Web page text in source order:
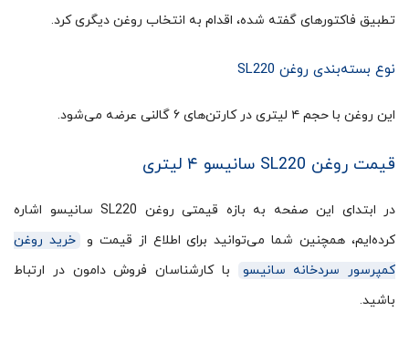
تطبیق فاکتورهای گفته شده، اقدام به انتخاب روغن دیگری کرد.
نوع بسته‌‎بندی روغن SL220
این روغن با حجم ۴ لیتری در کارتن‌های ۶ گالنی عرضه می‌شود.
قیمت روغن SL220 سانیسو ۴ لیتری
در ابتدای این صفحه به بازه قیمتی روغن SL220 سانیسو اشاره
کرده‌ایم، همچنین شما می‌توانید برای اطلاع از قیمت و
خرید روغن
کمپرسور سردخانه سانیسو
با کارشناسان فروش دامون در ارتباط
باشید.